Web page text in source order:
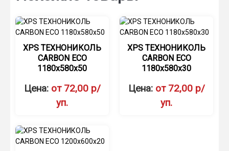
XPS ТЕХНОНИКОЛЬ
CARBON ECO
1180х580х50
Цена: от 72,00 р/
уп.
XPS ТЕХНОНИКОЛЬ
CARBON ECO
1180х580х30
Цена: от 72,00 р/
уп.